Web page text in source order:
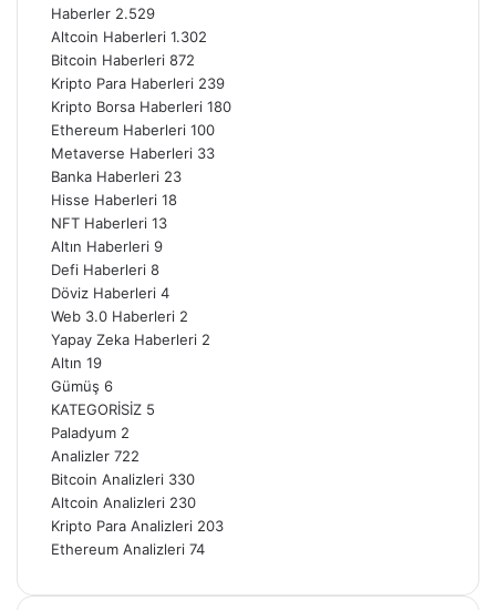
Haberler 2.529
Altcoin Haberleri 1.302
Bitcoin Haberleri 872
Kripto Para Haberleri 239
Kripto Borsa Haberleri 180
Ethereum Haberleri 100
Metaverse Haberleri 33
Banka Haberleri 23
Hisse Haberleri 18
NFT Haberleri 13
Altın Haberleri 9
Defi Haberleri 8
Döviz Haberleri 4
Web 3.0 Haberleri 2
Yapay Zeka Haberleri 2
Altın 19
Gümüş 6
KATEGORİSİZ 5
Paladyum 2
Analizler 722
Bitcoin Analizleri 330
Altcoin Analizleri 230
Kripto Para Analizleri 203
Ethereum Analizleri 74